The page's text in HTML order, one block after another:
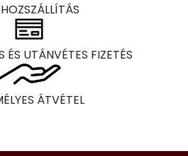
ÉS UTÁNVÉTES FIZETÉS
ÁTVÉTEL